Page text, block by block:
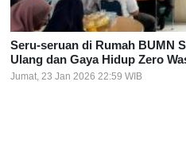
Seru-seruan di Rumah BUMN
Ulang dan Gaya Hidup Zero
Jumat, 23 Jan 2026 22:59 WIB